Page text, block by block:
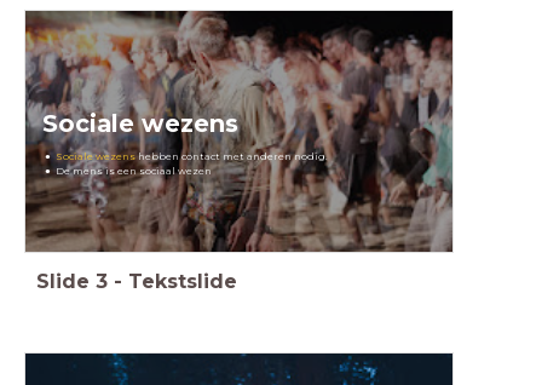
Sociale wezens
Sociale wezenshebben contact met anderen nodig.
De mens is een sociaal wezen
Slide 3 - Tekstslide